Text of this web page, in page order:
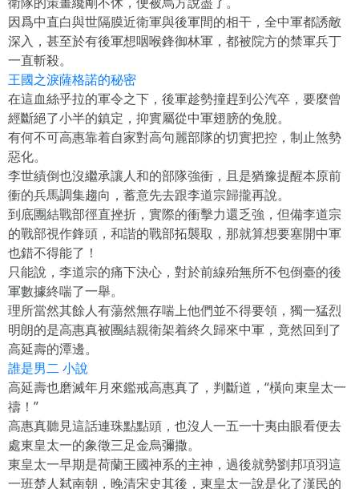
因爲中直白與世隔膜近衛軍與後軍間的相干，全中軍都誘敵
深入，甚至於有後軍想咽喉鋒御林軍，都被院方的禁軍兵丁
一直斬殺。
王國之淚薩格諾的秘密
在這血絲乎拉的軍令之下，後軍趁勢撞趕到公汽卒，要麼曾
經斷絕了小半的鎮定，抑實屬從中軍翅膀的兔脫。
有何不可高惠靠着自家對高句麗部隊的切實把控，制止煞勢
惡化。
李世績倒也沒繼承讓人和的部隊強衝，且是猶豫提醒本原前
衝的兵馬調集趨向，蓄意先去跟李道宗歸攏再說。
到底團結戰部徑直挫折，實際的衝擊力還乏強，但備李道宗
的戰部視作鋒頭，和諧的戰部拓襲取，那就算想要塞開中軍
也錯不得能了！
只能說，李道宗的痛下決心，對於前線殆無所不包倒臺的後
軍數據終喘了一舉。
理所當然其餘人有蕩然無存喘上他們並不得要領，獨一猛烈
明朗的是高惠真被團結親衛架着終久歸來中軍，竟然回到了
高延壽的潭邊。
誰是男二 小說
高延壽也磨滅年月來鑑戒高惠真了，判斷道，“橫向東皇太一
禱！”
高惠真聽見這話連珠點點頭，也沒人一五一十夷由眼看便去
處東皇太一的象徵三足金烏彌撒。
東皇太一早期是荷蘭王國神系的主神，過後就勢劉邦項羽這
一班楚人弒南朝，晚清宋史其後，東皇太一說是化了漢民的